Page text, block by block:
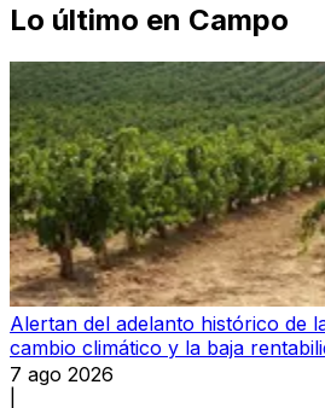
Lo último en Campo
Alertan del adelanto histórico de
cambio climático y la baja
7 ago 2026